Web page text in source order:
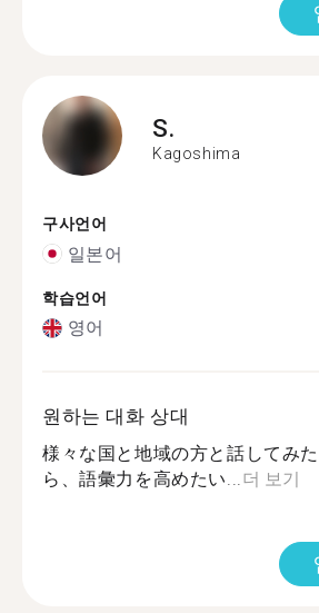
S.
Kagoshima
구사언어
일본어
학습언어
영어
원하는 대화 상대
様々な国と地域の方と話してみ
ら、語彙力を高めたい...더 보기